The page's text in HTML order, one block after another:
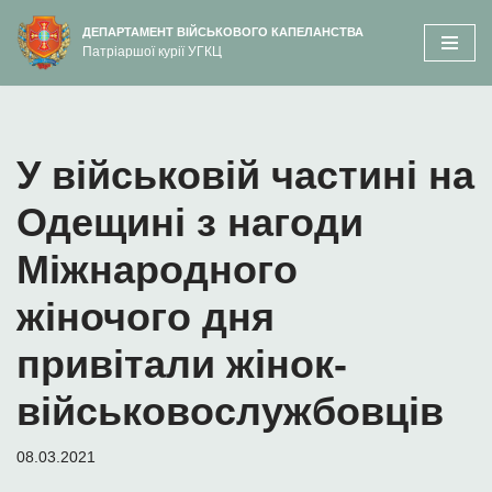
вмісту
Перейти
до
ДЕПАРТАМЕНТ ВІЙСЬКОВОГО КАПЕЛАНСТВА
Патріаршої курії УГКЦ
У військовій частині на
Одещині з нагоди
Міжнародного
жіночого дня
привітали жінок-
військовослужбовців
08.03.2021